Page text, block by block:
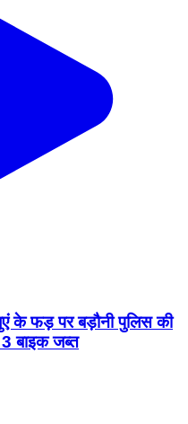
के फड़ पर बड़ौनी पुलिस की
बाइक जब्त